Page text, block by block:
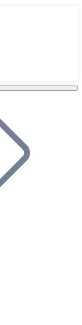
y permite que